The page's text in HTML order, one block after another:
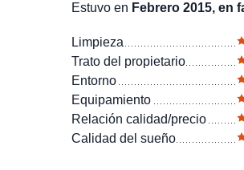
Estuvo en Febrero 2015, en
Limpieza
Trato del propietario
Entorno
Equipamiento
Relación calidad/precio
Calidad del sueño